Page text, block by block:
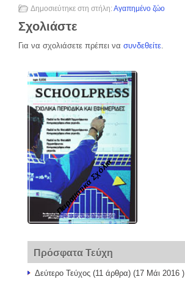
Δημοσιεύτηκε στη στήλη:Αγαπημένο ζώο
Σχολιάστε
Για να σχολιάσετε πρέπει να συνδεθείτε.
Πειραματικά Σχόλια
Πρόσφατα Τεύχη
Δεύτερο Τεύχος (11 άρθρα) (17 Μάι 2016 )